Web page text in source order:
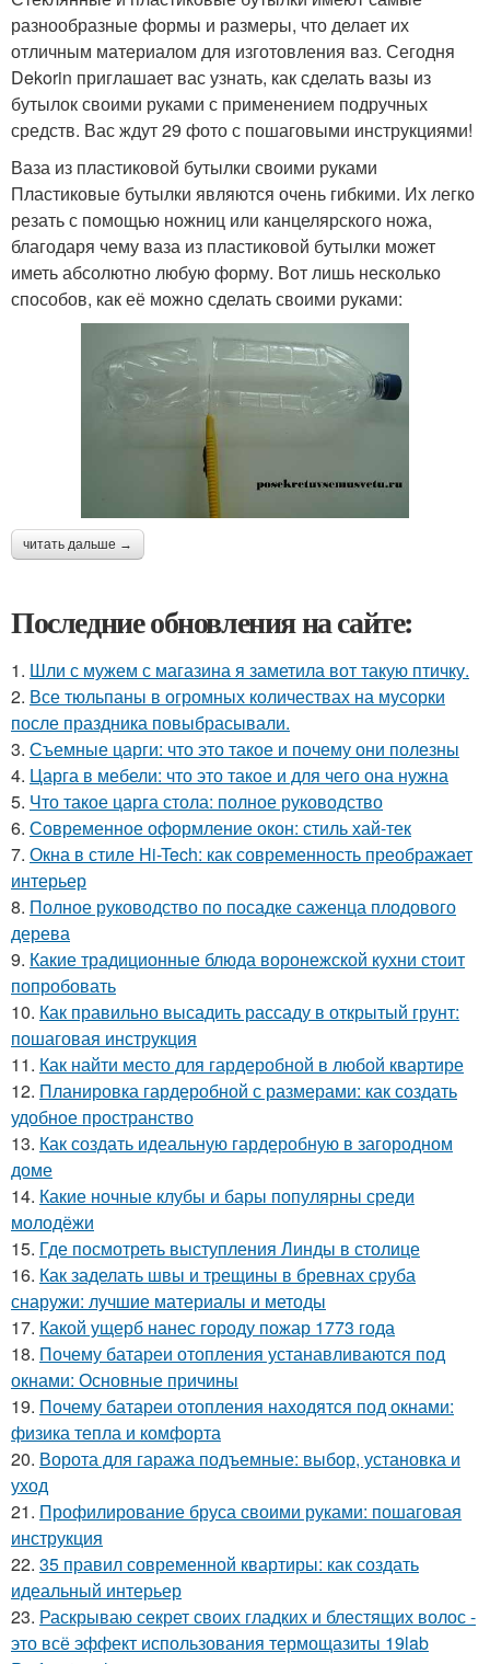
разнообразные формы и размеры, что делает их
отличным материалом для изготовления ваз. Сегодня
Dekorin приглашает вас узнать, как сделать вазы из
бутылок своими руками с применением подручных
средств. Вас ждут 29 фото с пошаговыми инструкциями!
Ваза из пластиковой бутылки своими руками
Пластиковые бутылки являются очень гибкими. Их легко
резать с помощью ножниц или канцелярского ножа,
благодаря чему ваза из пластиковой бутылки может
иметь абсолютно любую форму. Вот лишь несколько
способов, как её можно сделать своими руками:
читать дальше →
Последние обновления на сайте:
1. Шли с мужем с магазина я заметила вот такую птичку.
2. Все тюльпаны в огромных количествах на мусорки
после праздника повыбрасывали.
3. Съемные царги: что это такое и почему они полезны
4. Царга в мебели: что это такое и для чего она нужна
5. Что такое царга стола: полное руководство
6. Современное оформление окон: стиль хай-тек
7. Окна в стиле Hi-Tech: как современность преображает
интерьер
8. Полное руководство по посадке саженца плодового
дерева
9. Какие традиционные блюда воронежской кухни стоит
попробовать
10. Как правильно высадить рассаду в открытый грунт:
пошаговая инструкция
11. Как найти место для гардеробной в любой квартире
12. Планировка гардеробной с размерами: как создать
удобное пространство
13. Как создать идеальную гардеробную в загородном
доме
14. Какие ночные клубы и бары популярны среди
молодёжи
15. Где посмотреть выступления Линды в столице
16. Как заделать швы и трещины в бревнах сруба
снаружи: лучшие материалы и методы
17. Какой ущерб нанес городу пожар 1773 года
18. Почему батареи отопления устанавливаются под
окнами: Основные причины
19. Почему батареи отопления находятся под окнами:
физика тепла и комфорта
20. Ворота для гаража подъемные: выбор, установка и
уход
21. Профилирование бруса своими руками: пошаговая
инструкция
22. 35 правил современной квартиры: как создать
идеальный интерьер
23. Раскрываю секрет своих гладких и блестящих волос -
это всё эффект использования термощазиты 19lab